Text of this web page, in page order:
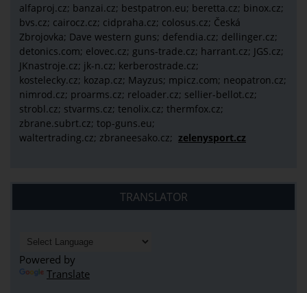
alfaproj.cz; banzai.cz; bestpatron.eu; beretta.cz; binox.cz;
bvs.cz; cairocz.cz; cidpraha.cz; colosus.cz; Česká
Zbrojovka; Dave western guns; defendia.cz; dellinger.cz;
detonics.com; elovec.cz; guns-trade.cz; harrant.cz; JGS.cz;
JKnastroje.cz; jk-n.cz; kerberostrade.cz;
kostelecky.cz; kozap.cz; Mayzus; mpicz.com; neopatron.cz;
nimrod.cz; proarms.cz; reloader.cz; sellier-bellot.cz;
strobl.cz; stvarms.cz; tenolix.cz; thermfox.cz;
zbrane.subrt.cz; top-guns.eu;
waltertrading.cz; zbraneesako.cz; zelenysport.cz
TRANSLATOR
Powered by
Translate